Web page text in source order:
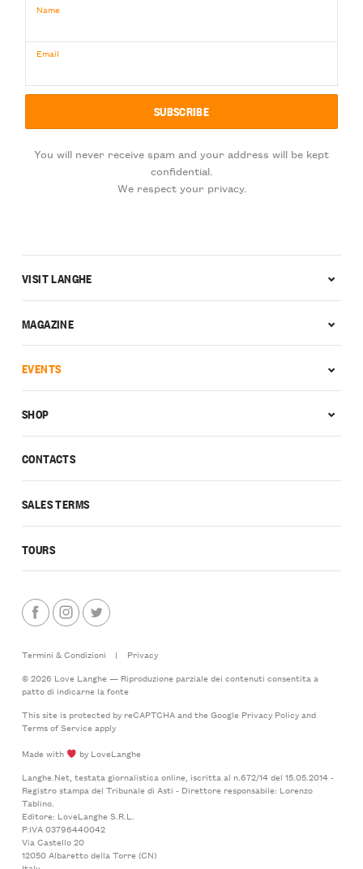
Name
Email
You will never receive spam and your address will be kept
confidential.
We respect your privacy.
CONTACTS
SALES TERMS
TOURS
VISIT LANGHE
MAGAZINE
EVENTS
SHOP
Termini & Condizioni |
Privacy
© 2026 Love Langhe — Riproduzione parziale dei contenuti consentita a
patto di indicarne la fonte
This site is protected by reCAPTCHA and the Google Privacy Policyand
Terms of Serviceapply
Made with
by LoveLanghe
Langhe.Net, testata giornalistica online, iscritta al n.672/14 del 15.05.2014 -
Registro stampa del Tribunale di Asti - Direttore responsabile: Lorenzo
Tablino.
Editore: LoveLanghe S.R.L.
P.IVA 03796440042
Via Castello 20
12050 Albaretto della Torre (CN)